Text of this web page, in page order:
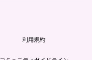
利用規約